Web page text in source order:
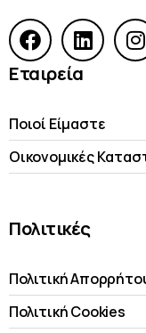
Εταιρεία
Ποιοί Είμαστε
Οικονομικές
Πολιτικές
Πολιτική
Πολιτική Cookies